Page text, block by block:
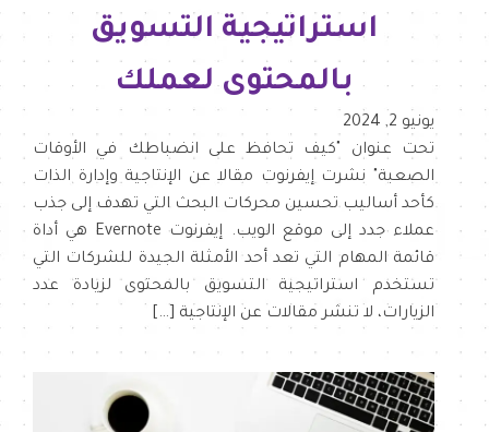
استراتيجية التسويق
بالمحتوى لعملك
يونيو 2, 2024
تحت عنوان "كيف تحافظ على انضباطك في الأوقات
الصعبة" نشرت إيفرنوت مقالا عن الإنتاجية وإدارة الذات
كأحد أساليب تحسين محركات البحث التي تهدف إلى جذب
عملاء جدد إلى موقع الويب. إيفرنوت Evernote هي أداة
قائمة المهام التي تعد أحد الأمثلة الجيدة للشركات التي
تستخدم استراتيجية التسويق بالمحتوى لزيادة عدد
الزيارات، لا تنشر مقالات عن الإنتاجية […]